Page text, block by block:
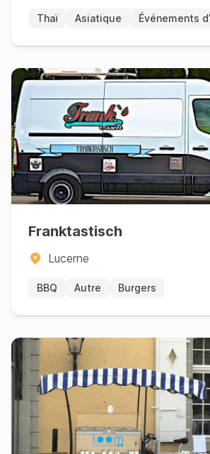
Thaï Asiatique Événements
Franktastisch
Lucerne
BBQ Autre Burgers